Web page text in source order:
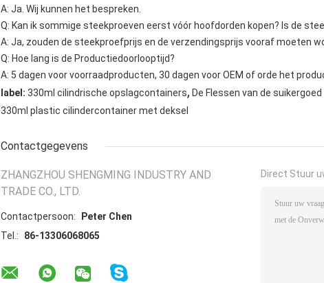
A: Ja. Wij kunnen het bespreken.
Q: Kan ik sommige steekproeven eerst vóór hoofdorden kopen? Is de
A: Ja, zouden de steekproefprijs en de verzendingsprijs vooraf moeten
Q: Hoe lang is de Productiedoorlooptijd?
A: 5 dagen voor voorraadproducten, 30 dagen voor OEM of orde het
label: 330ml cilindrische opslagcontainers, De Flessen van de
330ml plastic cilindercontainer met deksel
Contactgegevens
ZHANGZHOU SHENGMING INDUSTRY AND
TRADE CO., LTD.
Contactpersoon:
Peter Chen
Tel.:
86-13306068065
Direct Stuur